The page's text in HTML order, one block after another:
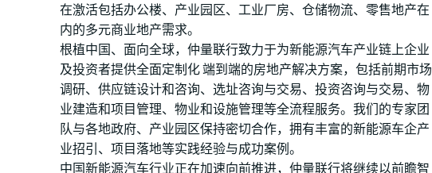
在激活包括办公楼、产业园区、工业厂房、仓储物流、零售地产在
内的多元商业地产需求。
根植中国、面向全球，仲量联行致力于为新能源汽车产业链上企业
及投资者提供全面定制化 端到端的房地产解决方案，包括前期市场
调研、供应链设计和咨询、选址咨询与交易、投资咨询与交易、物
业建造和项目管理、物业和设施管理等全流程服务。我们的专家团
队与各地政府、产业园区保持密切合作，拥有丰富的新能源车企产
业招引、项目落地等实践经验与成功案例。
中国新能源汽车行业正在加速向前推进，仲量联行将继续以前瞻智